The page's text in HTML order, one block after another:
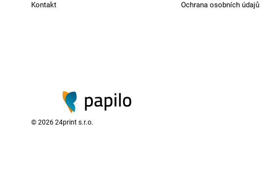
Kontakt Ochrana osobních údajů
©202624print s.r.o.